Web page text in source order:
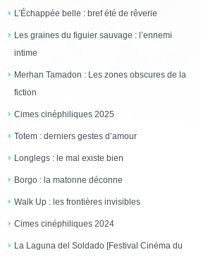
L’Échappée belle : bref été de rêverie
Les graines du figuier sauvage : l’ennemi
intime
Merhan Tamadon : Les zones obscures de la
fiction
Cimes cinéphiliques 2025
Totem : derniers gestes d’amour
Longlegs : le mal existe bien
Borgo : la matonne déconne
Walk Up : les frontières invisibles
Cimes cinéphiliques 2024
La Laguna del Soldado [Festival Cinéma du